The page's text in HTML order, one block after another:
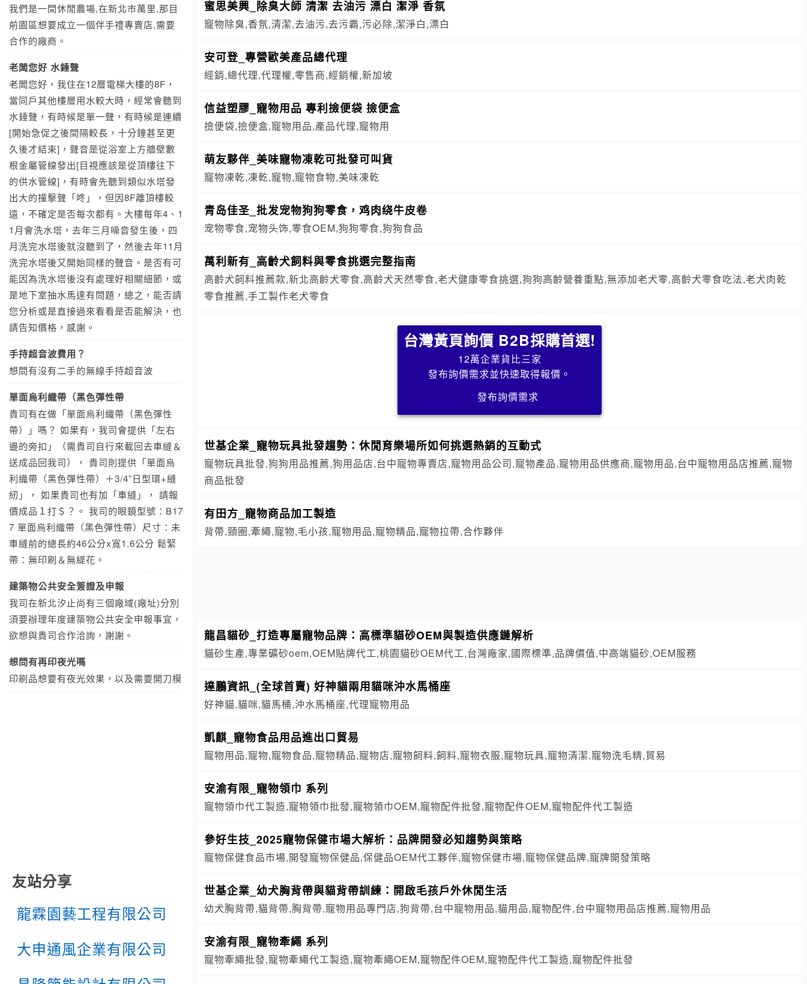
蜜思美興_除臭大師 清潔 去油污 漂白 潔淨 香氛
寵物除臭,香氛,清潔,去油污,去污霸,污必除,潔淨白,漂白
安可登_專營歐美產品總代理
經銷,總代理,代理權,零售商,經銷權,新加坡
信益塑膠_寵物用品 專利撿便袋 撿便盒
撿便袋,撿便盒,寵物用品,產品代理,寵物用
萌友夥伴_美味寵物凍乾可批發可叫貨
寵物凍乾,凍乾,寵物,寵物食物,美味凍乾
青岛佳圣_批发宠物狗狗零食，鸡肉绕牛皮卷
宠物零食,宠物头饰,零食OEM,狗狗零食,狗狗食品
萬利新有_高齡犬飼料與零食挑選完整指南
高齡犬飼料推薦款,新北高齡犬零食,高齡犬天然零食,老犬健康零食挑選,狗狗高齡營養重點,無添加老犬零,高齡犬零食吃法,老犬肉乾
零食推薦,手工製作老犬零食
台灣黃頁詢價 B2B採購首選!
12萬企業貨比三家
發布詢價需求並快速取得報價。
發布詢價需求
世基企業_寵物玩具批發趨勢：休閒育樂場所如何挑選熱銷的互動式
寵物玩具批發,狗狗用品推薦,狗用品店,台中寵物專賣店,寵物用品公司,寵物產品,寵物用品供應商,寵物用品,台中寵物用品店推薦,寵物
商品批發
有田方_寵物商品加工製造
背帶,頸圈,牽繩,寵物,毛小孩,寵物用品,寵物精品,寵物拉帶,合作夥伴
龍昌貓砂_打造專屬寵物品牌：高標準貓砂OEM與製造供應鏈解析
貓砂生產,專業礦砂oem,OEM貼牌代工,桃園貓砂OEM代工,台灣廠家,國際標準,品牌價值,中高端貓砂,OEM服務
達鵬資訊_(全球首賣) 好神貓兩用貓咪沖水馬桶座
好神貓,貓咪,貓馬桶,沖水馬桶座,代理寵物用品
凱麒_寵物食品用品進出口貿易
寵物用品,寵物,寵物食品,寵物精品,寵物店,寵物飼料,飼料,寵物衣服,寵物玩具,寵物清潔,寵物洗毛精,貿易
安渝有限_寵物領巾 系列
寵物領巾代工製造,寵物領巾批發,寵物領巾OEM,寵物配件批發,寵物配件OEM,寵物配件代工製造
參好生技_2025寵物保健市場大解析：品牌開發必知趨勢與策略
寵物保健食品市場,開發寵物保健品,保健品OEM代工夥伴,寵物保健市場,寵物保健品牌,寵牌開發策略
世基企業_幼犬胸背帶與貓背帶訓練：開啟毛孩戶外休閒生活
幼犬胸背帶,貓背帶,胸背帶,寵物用品專門店,狗背帶,台中寵物用品,貓用品,寵物配件,台中寵物用品店推薦,寵物用品
安渝有限_寵物牽繩 系列
寵物牽繩批發,寵物牽繩代工製造,寵物牽繩OEM,寵物配件OEM,寵物配件代工製造,寵物配件批發
我們是一間休閒農場,在新北市萬里,那目
前園區想要成立一個伴手禮專賣店,需要
合作的廠商。
老闆您好 水錘聲
老闆您好，我住在12層電梯大樓的8F，
當同戶其他樓層用水較大時，經常會聽到
水錘聲，有時候是單一聲，有時候是連續
[開始急促之後間隔較長，十分鐘甚至更
久後才結束]，聲音是從浴室上方牆壁數
根金屬管線發出[目視應該是從頂樓往下
的供水管線]，有時會先聽到類似水塔發
出大的撞擊聲「咚」，但因8F離頂樓較
遠，不確定是否每次都有。大樓每年4、1
1月會洗水塔，去年三月噪音發生後，四
月洗完水塔後就沒聽到了，然後去年11月
洗完水塔後又開始同樣的聲音。是否有可
能因為洗水塔後沒有處理好相關細節，或
是地下室抽水馬達有問題，總之，能否請
您分析或是直接過來看看是否能解決，也
請告知價格，感謝。
手持超音波費用？
想問有沒有二手的無線手持超音波
單面烏利織帶（黑色彈性帶
貴司有在做「單面烏利織帶（黑色彈性
帶）」嗎？ 如果有，我司會提供「左右
邊的旁扣」（需貴司自行來載回去車縫＆
送成品回我司）， 貴司則提供「單面烏
利織帶（黑色彈性帶）＋3/4”日型環+縫
紉」， 如果貴司也有加「車縫」， 請報
價成品１打＄？。 我司的眼鏡型號：B17
7 單面烏利織帶（黑色彈性帶）尺寸：未
車縫前的總長約46公分x寬1.6公分 鬆緊
帶：無印刷＆無緹花。
建築物公共安全簽證及申報
我司在新北汐止尚有三個廠域(廠址)分別
須要辦理年度建築物公共安全申報事宜，
欲想與貴司合作洽詢，謝謝。
想問有再印夜光嗎
印刷品想要有夜光效果，以及需要開刀模
友站分享
龍霖園藝工程有限公司
大申通風企業有限公司